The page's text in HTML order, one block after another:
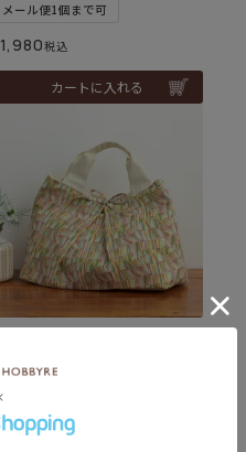
メール便1個まで可
1,980税込
カートに入れる